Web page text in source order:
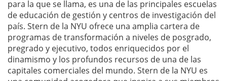
para la que se llama, es una de las principales escuelas
de educación de gestión y centros de investigación del
país. Stern de la NYU ofrece una amplia cartera de
programas de transformación a niveles de posgrado,
pregrado y ejecutivo, todos enriquecidos por el
dinamismo y los profundos recursos de una de las
capitales comerciales del mundo. Stern de la NYU es